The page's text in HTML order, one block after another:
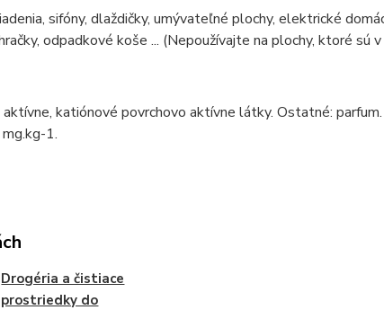
sifóny, dlaždičky, umývateľné plochy, elektrické
odpadkové koše ... (Nepoužívajte na plochy, ktoré sú
katiónové povrchovo aktívne látky. Ostatné:
1.
Drogéria a čistiace
prostriedky do